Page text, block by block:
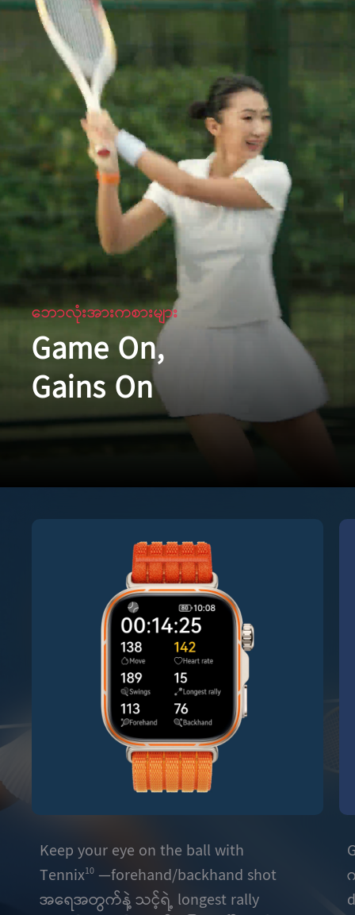
ဘောလုံးအားကစားများ
Game On,
Gains On
Keep your eye on the ball with
Tennix⁠10—forehand/backhand shot
အရေအတွက်နဲ့ သင့်ရဲ့ longest rally